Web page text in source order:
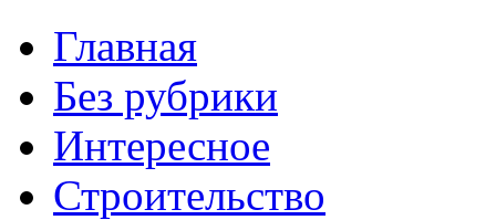
Главная
Без рубрики
Интересное
Строительство